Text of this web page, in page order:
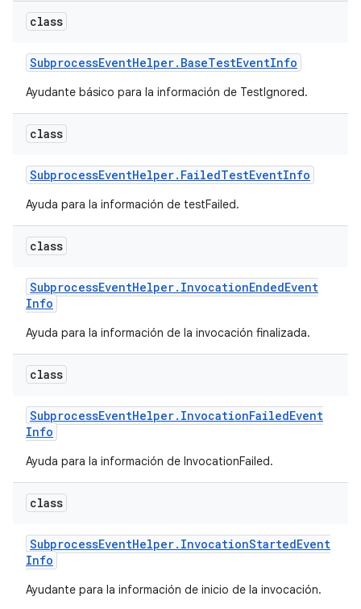
class
SubprocessEventHelper. BaseTestEventInfo
Ayudante básico para la información de TestIgnored.
class
SubprocessEventHelper. FailedTestEventInfo
Ayuda para la información de testFailed.
class
SubprocessEventHelper. InvocationEndedEvent
Info
Ayuda para la información de la invocación finalizada.
class
SubprocessEventHelper. InvocationFailedEvent
Info
Ayuda para la información de InvocationFailed.
class
SubprocessEventHelper. InvocationStartedEvent
Info
Ayudante para la información de inicio de la invocación.